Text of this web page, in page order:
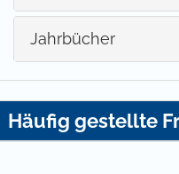
Jahrbücher
Häufig gestellte